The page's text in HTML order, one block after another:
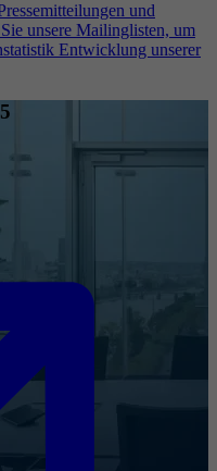
und
unsere Mailinglisten, um
Entwicklung unserer